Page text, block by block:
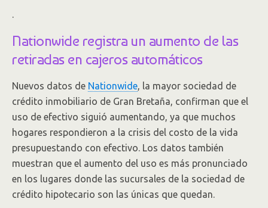
.
Nationwide registra un aumento de las
retiradas en cajeros automáticos
Nuevos datos de Nationwide, la mayor sociedad de
crédito inmobiliario de Gran Bretaña, confirman que el
uso de efectivo siguió aumentando, ya que muchos
hogares respondieron a la crisis del costo de la vida
presupuestando con efectivo. Los datos también
muestran que el aumento del uso es más pronunciado
en los lugares donde las sucursales de la sociedad de
crédito hipotecario son las únicas que quedan.